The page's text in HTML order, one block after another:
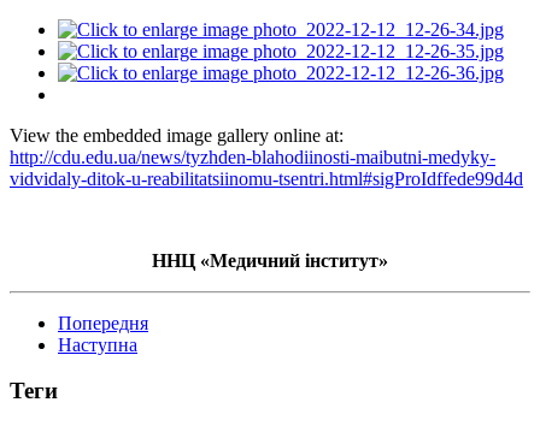
View the embedded image gallery online at:
http://cdu.edu.ua/news/tyzhden-blahodiinosti-maibutni-medyky-
vidvidaly-ditok-u-reabilitatsiinomu-tsentri.html#sigProIdffede99d4d
ННЦ «Медичний інститут»
Попередня
Наступна
Теги